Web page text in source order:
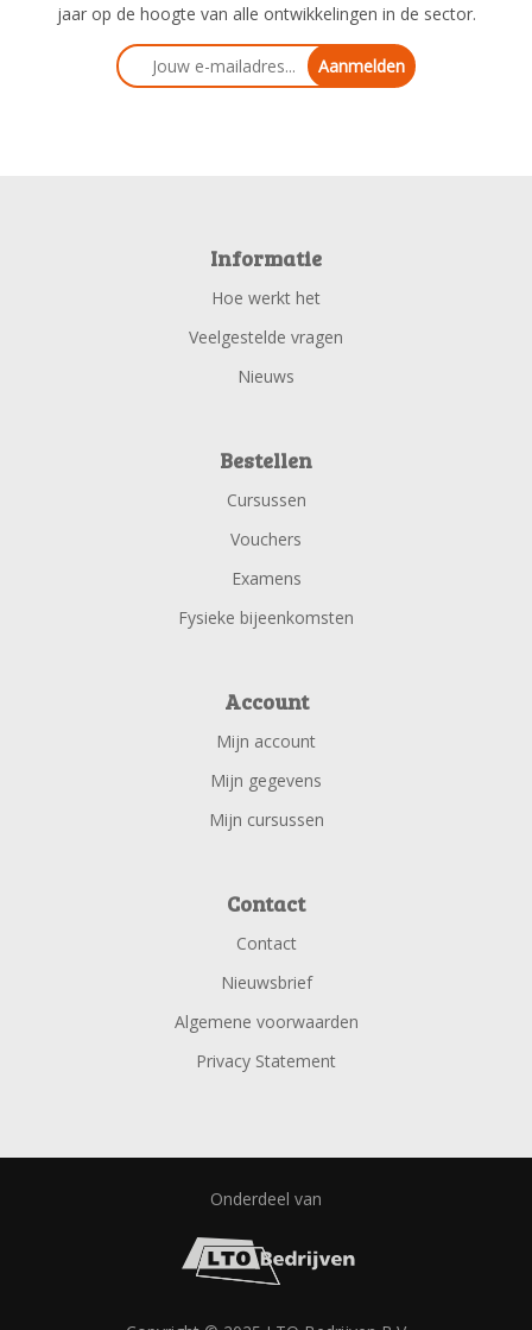
jaar op de hoogte van alle ontwikkelingen in de sector.
Aanmelden
Informatie
Hoe werkt het
Veelgestelde vragen
Nieuws
Bestellen
Cursussen
Vouchers
Examens
Fysieke bijeenkomsten
Account
Mijn account
Mijn gegevens
Mijn cursussen
Contact
Contact
Nieuwsbrief
Algemene voorwaarden
Privacy Statement
Onderdeel van